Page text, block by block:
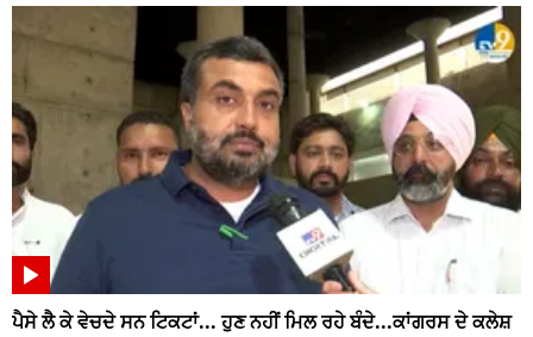
ਪੈਸੇ ਲੈ ਕੇ ਵੇਚਦੇ ਸਨ ਟਿਕਟਾਂ... ਹੁਣ ਨਹੀਂ ਮਿਲ ਰਹੇ ਬੰਦੇ...ਕਾਂਗਰਸ ਦੇ ਕਲੇਸ਼